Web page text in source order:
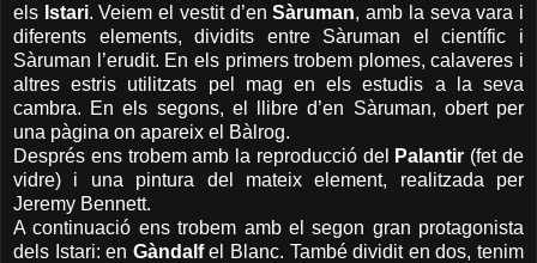
els Istari. Veiem el vestit d’enSàruman, amb la seva vara i
diferents elements, dividits entre Sàruman el científic i
Sàruman l’erudit. En els primers trobem plomes, calaveres i
altres estris utilitzats pel mag en els estudis a la seva
cambra. En els segons, el llibre d’en Sàruman, obert per
una pàgina on apareix el Bàlrog.
Després ens trobem amb la reproducció del
Palantir (fet de
vidre) i una pintura del mateix element, realitzada per
Jeremy Bennett.
A continuació ens trobem amb el segon gran protagonista
dels Istari: en Gàndalfel Blanc. També dividit en dos, tenim